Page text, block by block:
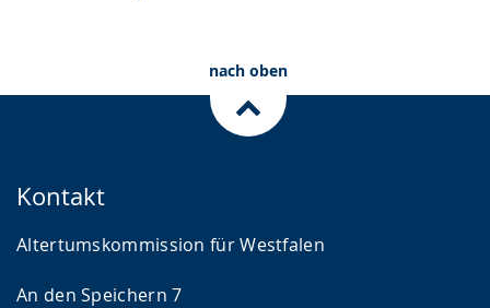
nach oben
Kontakt
Altertumskommission für Westfalen
An den Speichern 7